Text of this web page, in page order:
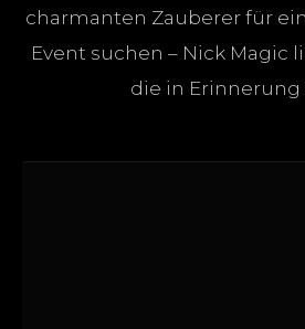
charmanten Zauberer für
Event suchen – Nick Magic
die in Erinnerung